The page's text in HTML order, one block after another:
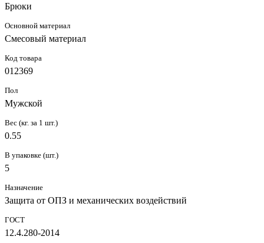
Брюки
Основной материал
Смесовый материал
Код товара
012369
Пол
Мужской
Вес (кг. за 1 шт.)
0.55
В упаковке (шт.)
5
Назначение
Защита от ОПЗ и механических воздействий
ГОСТ
12.4.280-2014